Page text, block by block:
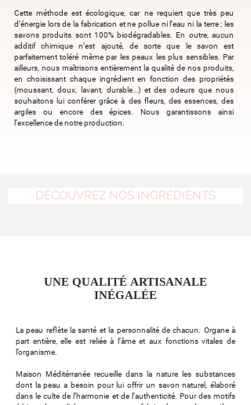
Cette méthode est écologique, car ne requiert que très peu
d’énergie lors de la fabrication et ne pollue ni l’eau ni la terre ; les
savons produits sont 100% biodégradables. En outre, aucun
additif chimique n’est ajouté, de sorte que le savon est
parfaitement toléré même par les peaux les plus sensibles. Par
ailleurs, nous maîtrisons entièrement la qualité de nos produits,
en choisissant chaque ingrédient en fonction des propriétés
(moussant, doux, lavant, durable…) et des odeurs que nous
souhaitons lui conférer grâce à des fleurs, des essences, des
argiles ou encore des épices. Nous garantissons ainsi
l’excellence de notre production.
DÉCOUVREZ NOS INGRÉDIENTS
UNE QUALITÉ ARTISANALE
INÉGALÉE
La peau reflète la santé et la personnalité de chacun. Organe à
part entière, elle est reliée à l’âme et aux fonctions vitales de
l’organisme.
Maison Méditérranée recueille dans la nature les substances
dont la peau a besoin pour lui offrir un savon naturel
, élaboré
dans le culte de l’harmonie et de l’authenticité. Pour des motifs